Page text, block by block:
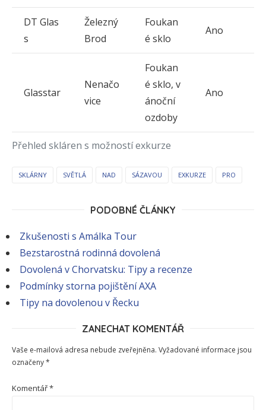
Přehled skláren s možností exkurze
DT Glas
s
Železný
Brod
Foukan
é sklo
Ano
Glasstar
Nenačo
vice
Foukan
é sklo, v
ánoční
ozdoby
Ano
SKLÁRNY SVĚTLÁ NAD SÁZAVOU EXKURZE PRO
PODOBNÉ ČLÁNKY
Zkušenosti s Amálka Tour
Bezstarostná rodinná dovolená
Dovolená v Chorvatsku: Tipy a recenze
Podmínky storna pojištění AXA
Tipy na dovolenou v Řecku
ZANECHAT KOMENTÁŘ
Vaše e-mailová adresa nebude zveřejněna. Vyžadované informace jsou
označeny*
Komentář*